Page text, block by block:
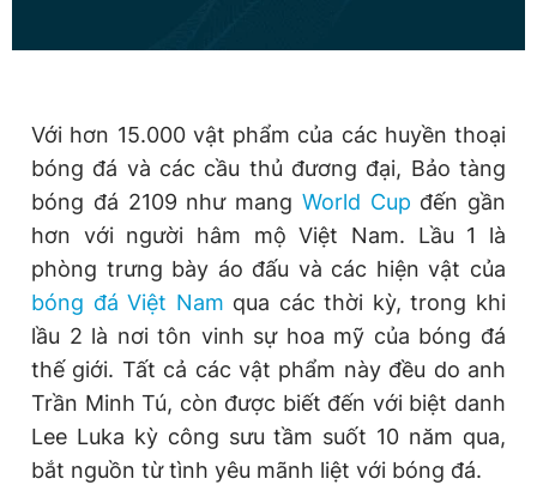
Hotline
0906 645 777
Liên hệ quảng cáo
0908 780 404
Đặt báo Quảng cáo RSS Tòa soạn Chính sách bảo
Tổng biên tập: Nguyễn Ngọc Toàn
Phó tổng biên tập thường trực: Hải Thành
Phó tổng biên tập: Lâm Hiếu Dũng
Phó tổng biên tập: Trần Việt Hưng
Tổng thư ký tòa soạn: Đức Trung
Giấy phép xuất bản số 110/GP - BTTTT cấp ngày 24.3.2020
© 2003-2026 Bản quyền thuộc về Báo Thanh Niên. Cấm sao
chép dưới mọi hình thức nếu không có sự chấp thuận bằng văn
bản. Phát triển bởi ePi Technologies, JSC.
Với hơn 15.000 vật phẩm của các huyền thoại
bóng đá và các cầu thủ đương đại, Bảo tàng
bóng đá 2109 như mang World Cup đến gần
hơn với người hâm mộ Việt Nam. Lầu 1 là
phòng trưng bày áo đấu và các hiện vật của
bóng đá Việt Nam qua các thời kỳ, trong khi
lầu 2 là nơi tôn vinh sự hoa mỹ của bóng đá
thế giới. Tất cả các vật phẩm này đều do anh
Trần Minh Tú, còn được biết đến với biệt danh
Lee Luka kỳ công sưu tầm suốt 10 năm qua,
bắt nguồn từ tình yêu mãnh liệt với bóng đá.